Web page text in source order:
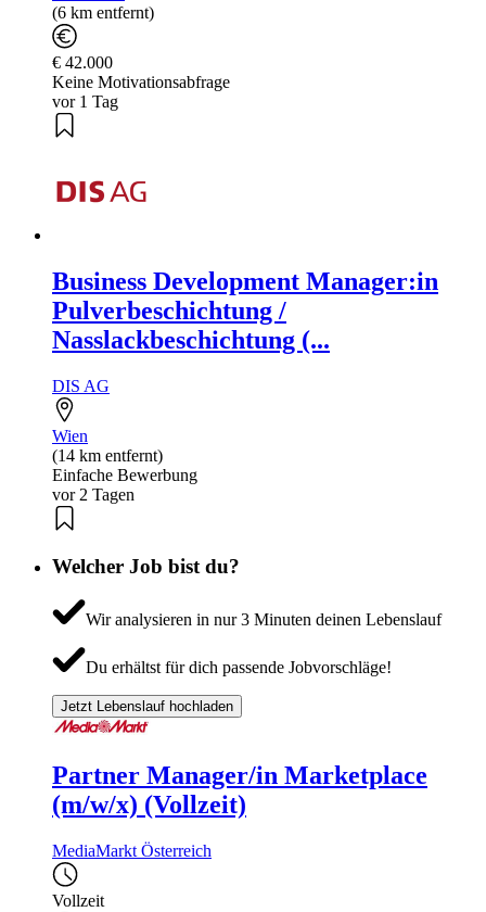
(6 km entfernt)
€ 42.000
Keine Motivationsabfrage
vor 1 Tag
Business Development Manager:in
Pulverbeschichtung /
Nasslackbeschichtung (...
DIS AG
Wien
(14 km entfernt)
Einfache Bewerbung
vor 2 Tagen
Welcher Job bist du?
Wir analysieren in nur 3 Minuten deinen Lebenslauf
Du erhältst für dich passende Jobvorschläge!
Jetzt Lebenslauf hochladen
Partner Manager/in Marketplace
(m/w/x) (Vollzeit)
MediaMarkt Österreich
Vollzeit